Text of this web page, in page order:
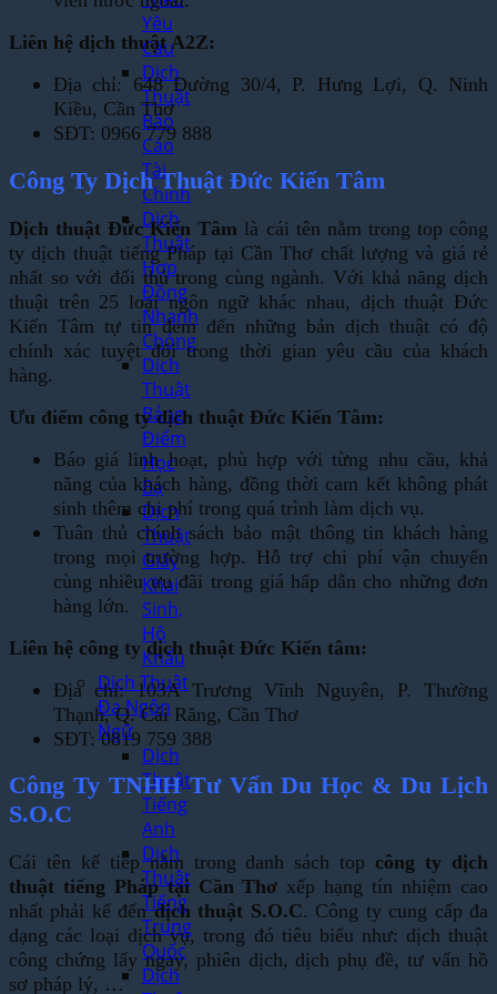
Yêu
Cầu
Dịch
Thuật
Báo
Cáo
Tài
Chính
Dịch
Thuật
Hợp
Đồng
Nhanh
Chóng
Dịch
Thuật
Bảng
Điểm
Học
Bạ
Dịch
Thuật
Giấy
Khai
Sinh,
Hộ
Khẩu
Dịch Thuật
Đa Ngôn
Ngữ
Dịch
Thuật
Tiếng
Anh
Dịch
Thuật
Tiếng
Trung
Quốc
Dịch
Liên hệ dịch thuật A2Z:
Địa chỉ: 648 Đường 30/4, P. Hưng Lợi, Q. Ninh
Kiều, Cần Thơ
SĐT: 0966 779 888
Công Ty Dịch Thuật Đức Kiến Tâm
Dịch thuật Đức Kiến Tâm là cái tên nằm trong top công
ty dịch thuật tiếng Pháp tại Cần Thơ chất lượng và giá rẻ
nhất so với đối thủ trong cùng ngành. Với khả năng dịch
thuật trên 25 loại ngôn ngữ khác nhau, dịch thuật Đức
Kiến Tâm tự tin đem đến những bản dịch thuật có độ
chính xác tuyệt đối trong thời gian yêu cầu của khách
hàng.
Ưu điểm công ty dịch thuật Đức Kiến Tâm:
Báo giá linh hoạt, phù hợp với từng nhu cầu, khả
năng của khách hàng, đồng thời cam kết không phát
sinh thêm chi phí trong quá trình làm dịch vụ.
Tuân thủ chính sách bảo mật thông tin khách hàng
trong mọi trường hợp. Hỗ trợ chi phí vận chuyển
cùng nhiều ưu đãi trong giá hấp dẫn cho những đơn
hàng lớn.
Liên hệ công ty dịch thuật Đức Kiến tâm:
Địa chỉ: 103A Trương Vĩnh Nguyên, P. Thường
Thạnh, Q. Cái Răng, Cần Thơ
SĐT: 0819 759 388
Công Ty TNHH Tư Vấn Du Học & Du Lịch
S.O.C
Cái tên kế tiếp nằm trong danh sách top công ty dịch
thuật tiếng Pháp tại Cần Thơ xếp hạng tín nhiệm cao
nhất phải kể đếndịch thuật S.O.C. Công ty cung cấp đa
dạng các loại dịch vụ, trong đó tiêu biểu như: dịch thuật
công chứng lấy ngay, phiên dịch, dịch phụ đề, tư vấn hồ
sơ pháp lý, …